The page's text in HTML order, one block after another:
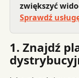
zwiększyć
Sprawdź
1. Znajdź